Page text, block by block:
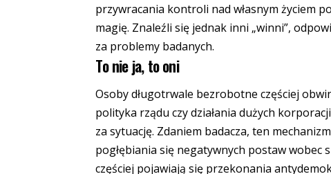
przywracania kontroli nad własnym życiem
magię. Znaleźli się jednak inni „winni”,
za problemy badanych.
To nie ja, to oni
Osoby długotrwale bezrobotne częściej
polityka rządu czy działania dużych
za sytuację. Zdaniem badacza, ten
pogłębiania się negatywnych postaw wobec
częściej pojawiają się przekonania